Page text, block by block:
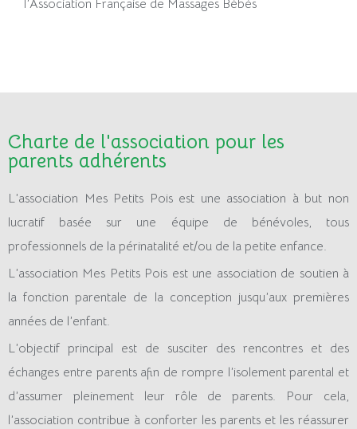
l’Association Française de Massages Bébés
Charte de l'association pour les
parents adhérents
L’association Mes Petits Pois est une association à but non
lucratif basée sur une équipe de bénévoles, tous
professionnels de la périnatalité et/ou de la petite enfance.
L’association Mes Petits Pois est une association de soutien à
la fonction parentale de la conception jusqu’aux premières
années de l’enfant.
L’objectif principal est de susciter des rencontres et des
échanges entre parents afin de rompre l’isolement parental et
d’assumer pleinement leur rôle de parents. Pour cela,
l’association contribue à conforter les parents et les réassurer